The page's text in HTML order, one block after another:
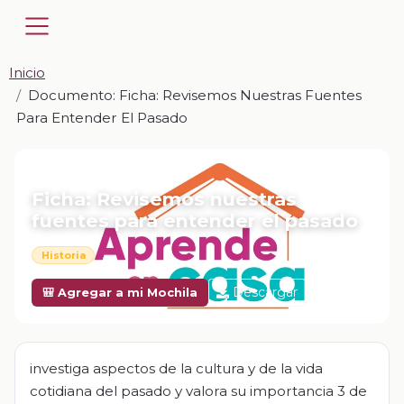
Inicio
Documento: Ficha: Revisemos Nuestras Fuentes
Para Entender El Pasado
Ficha: Revisemos nuestras
fuentes para entender el pasado
Historia
🎒 Agregar a mi Mochila Descargar
investiga aspectos de la cultura y de la vida
cotidiana del pasado y valora su importancia 3 de